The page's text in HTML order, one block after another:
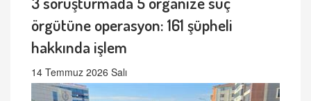
örgütüne operasyon: 161 şüpheli
hakkında işlem
14 Temmuz 2026 Salı